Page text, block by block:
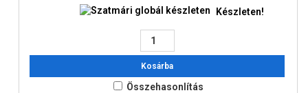
Készleten!
Kosárba
Összehasonlítás